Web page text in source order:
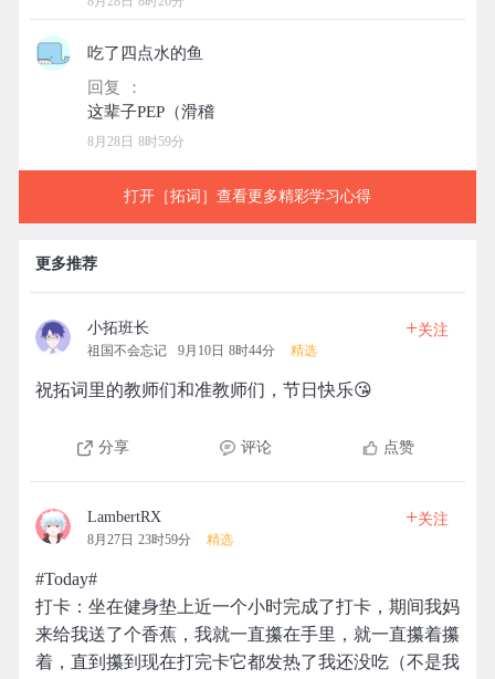
吃了四点水的鱼
回复 ：
8月28日 8时59分
打开［拓词］查看更多精彩学习心得
更多推荐
小拓班长
祖国不会忘记 9月10日 8时44分 精选
+关注
祝拓词里的教师们和准教师们，节日快乐😘
分享 评论 点赞
LambertRX
8月27日 23时59分 精选
+关注
#Today#
打卡：坐在健身垫上近一个小时完成了打卡，期间我妈
来给我送了个香蕉，我就一直攥在手里，就一直攥着攥
着，直到攥到现在打完卡它都发热了我还没吃（不是我